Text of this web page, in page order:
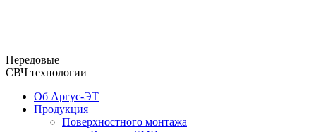
Передовые
СВЧ технологии
Об Аргус-ЭТ
Продукция
Поверхностного монтажа